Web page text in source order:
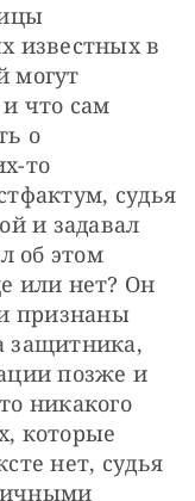
известных в
могут
что сам
о
то
судья
и задавал
об этом
или нет? Он
признаны
защитника,
позже и
никакого
которые
нет, судья